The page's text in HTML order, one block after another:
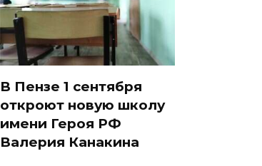
В Пензе 1 сентября
откроют новую школу
имени Героя РФ
Валерия Канакина